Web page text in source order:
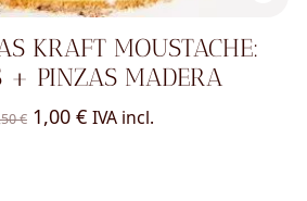
KRAFT MOUSTACHE:
+ PINZAS MADERA
€ El
1,00 €ElIVA incl.